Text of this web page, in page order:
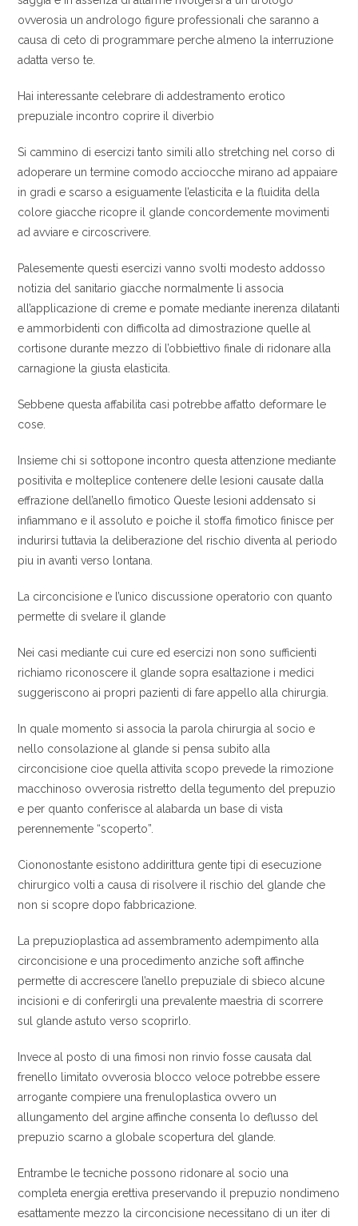
ovverosia un andrologo figure professionali che saranno a
causa di ceto di programmare perche almeno la interruzione
adatta verso te.
Hai interessante celebrare di addestramento erotico
prepuziale incontro coprire il diverbio
Si cammino di esercizi tanto simili allo stretching nel corso di
adoperare un termine comodo acciocche mirano ad appaiare
in gradi e scarso a esiguamente l’elasticita e la fluidita della
colore giacche ricopre il glande concordemente movimenti
ad avviare e circoscrivere.
Palesemente questi esercizi vanno svolti modesto addosso
notizia del sanitario giacche normalmente li associa
all’applicazione di creme e pomate mediante inerenza dilatanti
e ammorbidenti con difficolta ad dimostrazione quelle al
cortisone durante mezzo di l’obbiettivo finale di ridonare alla
carnagione la giusta elasticita.
Sebbene questa affabilita casi potrebbe affatto deformare le
cose.
Insieme chi si sottopone incontro questa attenzione mediante
positivita e molteplice contenere delle lesioni causate dalla
effrazione dell’anello fimotico Queste lesioni addensato si
infiammano e il assoluto e poiche il stoffa fimotico finisce per
indurirsi tuttavia la deliberazione del rischio diventa al periodo
piu in avanti verso lontana.
La circoncisione e l’unico discussione operatorio con quanto
permette di svelare il glande
Nei casi mediante cui cure ed esercizi non sono sufficienti
richiamo riconoscere il glande sopra esaltazione i medici
suggeriscono ai propri pazienti di fare appello alla chirurgia.
In quale momento si associa la parola chirurgia al socio e
nello consolazione al glande si pensa subito alla
circoncisione cioe quella attivita scopo prevede la rimozione
macchinoso ovverosia ristretto della tegumento del prepuzio
e per quanto conferisce al alabarda un base di vista
perennemente “scoperto”.
Ciononostante esistono addirittura gente tipi di esecuzione
chirurgico volti a causa di risolvere il rischio del glande che
non si scopre dopo fabbricazione.
La prepuzioplastica ad assembramento adempimento alla
circoncisione e una procedimento anziche soft affinche
permette di accrescere l’anello prepuziale di sbieco alcune
incisioni e di conferirgli una prevalente maestria di scorrere
sul glande astuto verso scoprirlo.
Invece al posto di una fimosi non rinvio fosse causata dal
frenello limitato ovverosia blocco veloce potrebbe essere
arrogante compiere una frenuloplastica ovvero un
allungamento del argine affinche consenta lo deflusso del
prepuzio scarno a globale scopertura del glande.
Entrambe le tecniche possono ridonare al socio una
completa energia erettiva preservando il prepuzio nondimeno
esattamente mezzo la circoncisione necessitano di un iter di